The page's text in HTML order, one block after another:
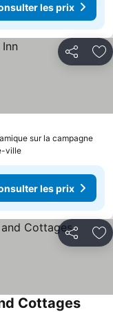
les prix
Partager
sur la campagne
ville
les prix
Partager
Cottages